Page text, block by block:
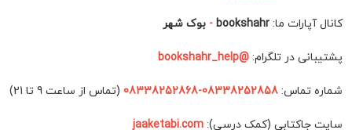
کانال آپارات ما: bookshahr
- بوک شهر
پشتیبانی در تلگرام: @bookshahr_help
شماره تماس: 08338252858-08338252868 (تماس از ساعت 9 تا 21)
سایت جاکتابی (کمک درسی): jaaketabi.com